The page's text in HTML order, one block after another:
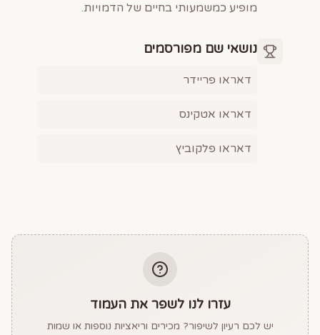
מופיע כמשמעותי בחיים של הדמויות.
נושאי שם מפורסמים
דאראו פריידר
דאראו אטקינס
דאראו פלקוביץ
עזרו לנו לשפר את העמוד
יש לכם רעיון לשיפור? מכירים וריאציות נוספות או שמות